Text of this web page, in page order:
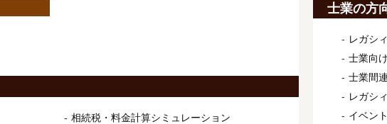
相続税・料金計算シミュレーション
士業の方
レガシ
士業向
士業間
レガシ
イベン